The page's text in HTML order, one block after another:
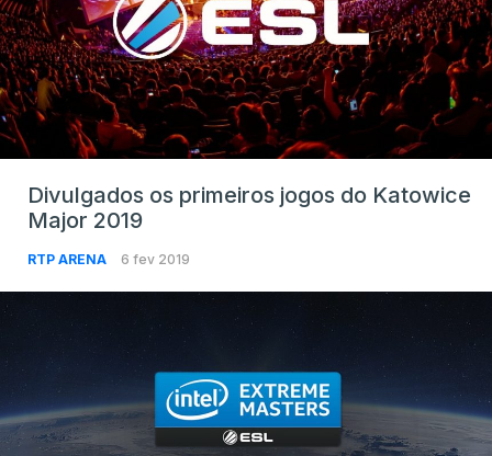
Divulgados os primeiros jogos do Katowice
Major 2019
RTP ARENA 6 fev 2019